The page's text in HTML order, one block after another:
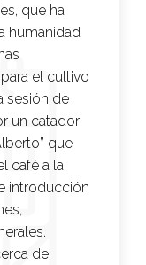
que ha
humanidad
el cultivo
sesión de
un catador
que
café a la
introducción
de